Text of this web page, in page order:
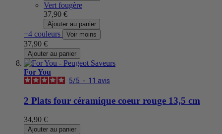
Vert fougère
37,90 €
Ajouter au panier
+4 couleurs Voir moins
37,90 €
Ajouter au panier
For You
5/5 - 11 avis
2 Plats four céramique coeur rouge 13,5 cm
34,90 €
Ajouter au panier